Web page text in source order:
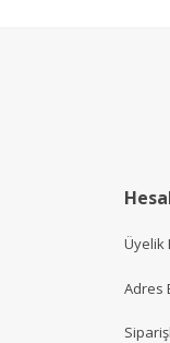
Üyelik
Adres